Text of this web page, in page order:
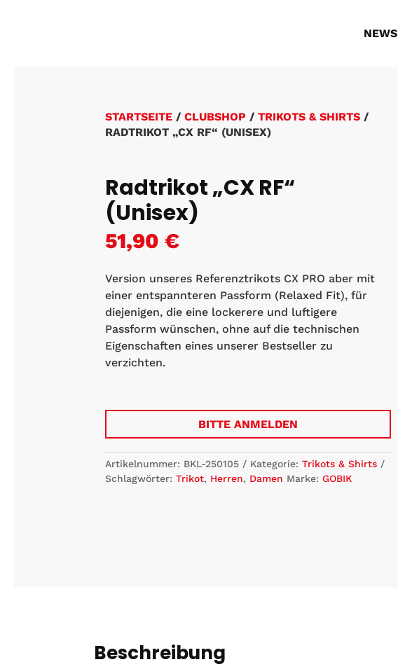
NEWS
STARTSEITE /CLUBSHOP /TRIKOTS & SHIRTS /
RADTRIKOT „CX RF“ (UNISEX)
Radtrikot „CX RF“
(Unisex)
51,90€
Version unseres Referenztrikots CX PRO aber mit
einer entspannteren Passform (Relaxed Fit), für
diejenigen, die eine lockerere und luftigere
Passform wünschen, ohne auf die technischen
Eigenschaften eines unserer Bestseller zu
verzichten.
BITTE ANMELDEN
Artikelnummer: BKL-250105 Kategorie:Trikots & Shirts
Schlagwörter:Trikot, Herren, Damen Marke:GOBIK
Beschreibung